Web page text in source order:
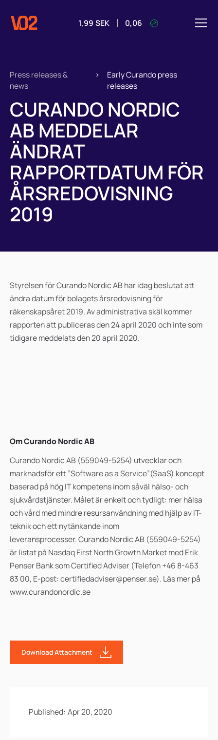
1,99 SEK 0,06
Press releases &
news
>
Early Curando press
releases
CURANDO NORDIC
AB MEDDELAR
ÄNDRAT
RAPPORTDATUM FÖR
ÅRSREDOVISNING
2019
Styrelsen för Curando Nordic AB har idag beslutat att
ändra datum för bolagets årsredovisning för
räkenskapsåret 2019. Av administrativa skäl kommer
rapporten att publiceras den 24 april 2020 och inte som
tidigare meddelats den 20 april 2020.
Om Curando Nordic AB
Curando Nordic AB (559049-5254) utvecklar och
marknadsför ett ”Software as a Service”(SaaS) koncept
baserad på hög IT kompetens inom såväl hälso- och
sjukvårdstjänster. Målet är enkelt och tydligt: mer hälsa
och vård med mindre resursanvändning med hjälp av IT-
teknik och ett nytänkande inom
leveransprocesser. Curando Nordic AB (559049-5254)
är listat på Nasdaq First North Growth Market med Erik
Penser Bank som Certified Adviser (Telefon +46 8-463
83 00, E-post: certifiedadviser@penser.se). Läs mer på
www.curandonordic.se
Download Attachment
Published: Apr 20, 2020